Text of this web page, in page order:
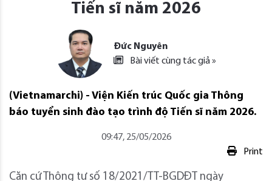
Tiến sĩ năm 2026
Đức Nguyên
Bài viết cùng tác giả »
(Vietnamarchi) - Viện Kiến trúc Quốc gia Thông
báo tuyển sinh đào tạo trình độ Tiến sĩ năm 2026.
09:47, 25/05/2026
Print
Căn cứ Thông tư số 18/2021/TT-BGDĐT ngày